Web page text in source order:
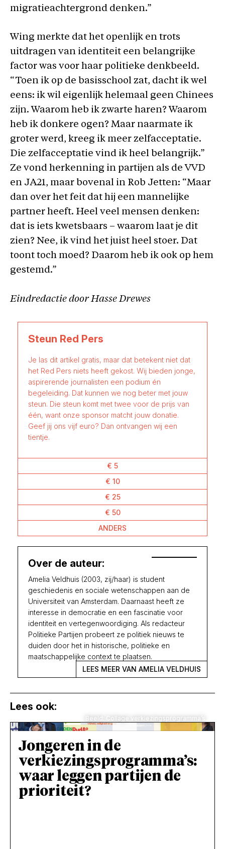
migratieachtergrond denken.”
Wing merkte dat het openlijk en trots
uitdragen van identiteit een belangrijke
factor was voor haar politieke denkbeeld.
“Toen ik op de basisschool zat, dacht ik wel
eens: ik wil eigenlijk helemaal geen Chinees
zijn. Waarom heb ik zwarte haren? Waarom
heb ik donkere ogen? Maar naarmate ik
groter werd, kreeg ik meer zelfacceptatie.
Die zelfacceptatie vind ik heel belangrijk.”
Ze vond herkenning in partijen als de VVD
en JA21, maar bovenal in Rob Jetten: “Maar
dan over het feit dat hij een mannelijke
partner heeft. Heel veel mensen denken:
dat is iets kwetsbaars – waarom laat je dit
zien? Nee, ik vind het juist heel stoer. Dat
toont toch moed? Daarom heb ik ook op hem
gestemd.”
Eindredactie door Hasse Drewes
Steun Red Pers
Je las dit artikel gratis, maar dat betekent niet dat
het Red Pers niets heeft gekost. Wij bieden jonge,
aspirerende journalisten een podium én
begeleiding. Dat kunnen we nog beter met jouw
steun. Die steun komt met twee voor de prijs van
één, want onze sponsor matcht jouw donatie.
Geef jij ons vijf euro? Dan ontvangen wij een
tientje.
€ 5
€ 10
€ 25
€ 50
ANDERS
Over de auteur:
Amelia Veldhuis (2003, zij/haar) is student
geschiedenis en sociale wetenschappen aan de
Universiteit van Amsterdam. Daarnaast heeft ze
interesse in democratie en een fascinatie voor
identiteit en vertegenwoordiging. Als redacteur
Politieke Partijen probeert ze politiek nieuws te
duiden door het in historische, politieke en
maatschappelijke context te plaatsen.
LEES MEER VAN AMELIA VELDHUIS
Lees ook:
Beeld: Collage verkiezingsprogramma’s
Jongeren in de
verkiezingsprogramma’s:
waar leggen partijen de
prioriteit?